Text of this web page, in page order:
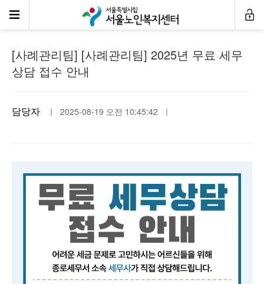
공지사항
[사례관리팀] [사례관리팀] 2025년 무료 세무
상담 접수 안내
담당자 ㅣ 2025-08-19 오전 10:45:42 ㅣ